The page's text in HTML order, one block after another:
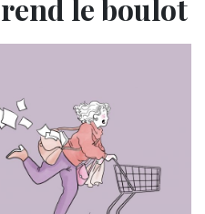
le boulot